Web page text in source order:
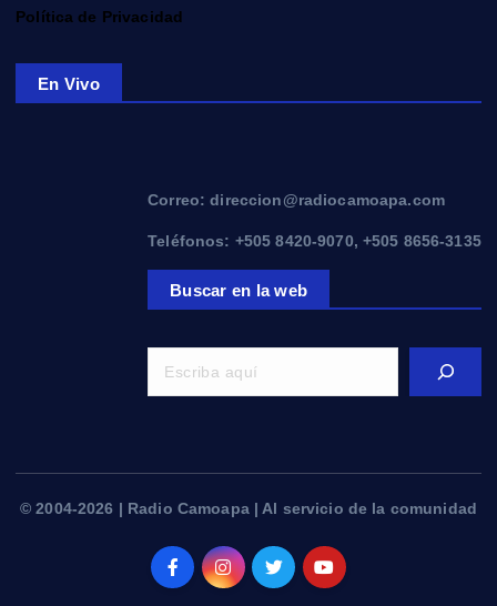
Política de Privacidad
En Vivo
Correo: direccion@radiocamoapa.com
Teléfonos: +505 8420-9070, +505 8656-3135
Buscar en la web
© 2004-2026 | Radio Camoapa | Al servicio de la comunidad